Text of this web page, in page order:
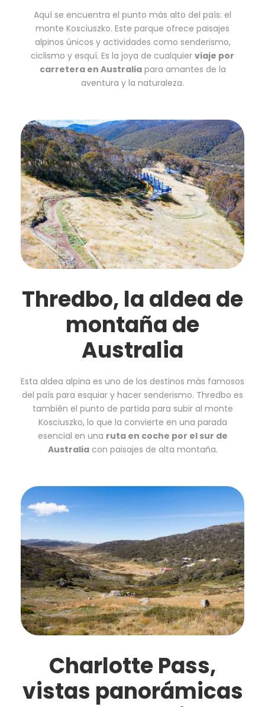
Aquí se encuentra el punto más alto del país: el
monte Kosciuszko. Este parque ofrece paisajes
alpinos únicos y actividades como senderismo,
ciclismo y esquí. Es la joya de cualquier viaje por
carretera en Australiapara amantes de la
aventura y la naturaleza.
Thredbo, la aldea de
montaña de
Australia
Esta aldea alpina es uno de los destinos más famosos
del país para esquiar y hacer senderismo. Thredbo es
también el punto de partida para subir al monte
Kosciuszko, lo que la convierte en una parada
esencial en una ruta en coche por el sur de
Australiacon paisajes de alta montaña.
Charlotte Pass,
vistas panorámicas